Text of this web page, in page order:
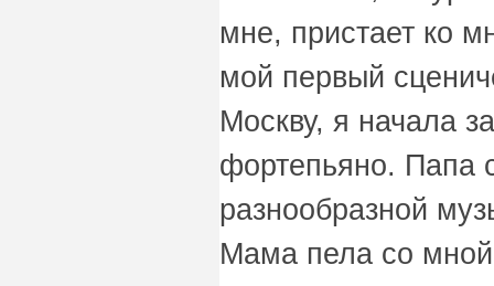
мне, пристает ко
мой первый
Москву, я начала
фортепьяно. Папа
разнообразной
Мама пела со